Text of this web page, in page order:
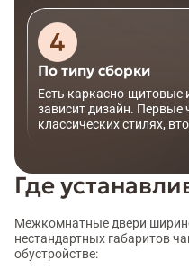
По типу сборки
Есть каркасно-щитовые
зависит дизайн.
классических стилях,
Где
Межкомнатные двери
нестандартных габаритов
обустройстве: